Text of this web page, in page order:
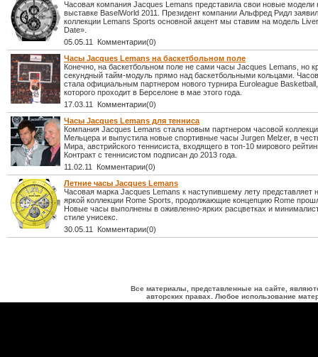
Часовая компания Jacques Lemans представила свои новые модели
выставке BaselWorld 2011. Президент компании Альфред Ридл
коллекции Lemans Sports основной акцент мы ставим на модель
Date».
05.05.11 Комментарии(0)
Часы Jacques Lemans на баскетбольном поле
Конечно, на баскетбольном поле не сами часы Jacques Lemans, но
секундный тайм-модуль прямо над баскетбольными кольцами.
стала официальным партнером нового турнира Euroleague
которого проходит в Берселоне в мае этого года.
17.03.11 Комментарии(0)
Часы Jacques Lemans для тенниса
Компания Jacques Lemans стала новым партнером часовой
Мельцера и выпустила новые спортивные часы Jurgen Melzer, в
Мира, австрийского теннисиста, входящего в топ-10 мирового
Контракт с теннисистом подписан до 2013 года.
11.02.11 Комментарии(0)
Летние часы Jacques Lemans
Часовая марка Jacques Lemans к наступившему лету представляет
яркой коллекции Rome Sports, продолжающие концепцию Rome
Новые часы выполнены в оживленно-ярких расцветках и
стиле унисекс.
30.05.11 Комментарии(0)
Все материалы, представленные на сайте,
авторских правах. Любое использование